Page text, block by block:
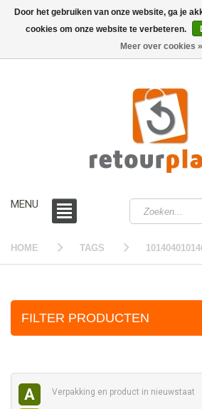
MENU
HOME TAGS
FILTER PRODUCTEN
A Verpakking en product in nieuwstaat
Door het gebruiken van onze website, ga je
cookies om onze website te verbeteren.
Meer over cookies »